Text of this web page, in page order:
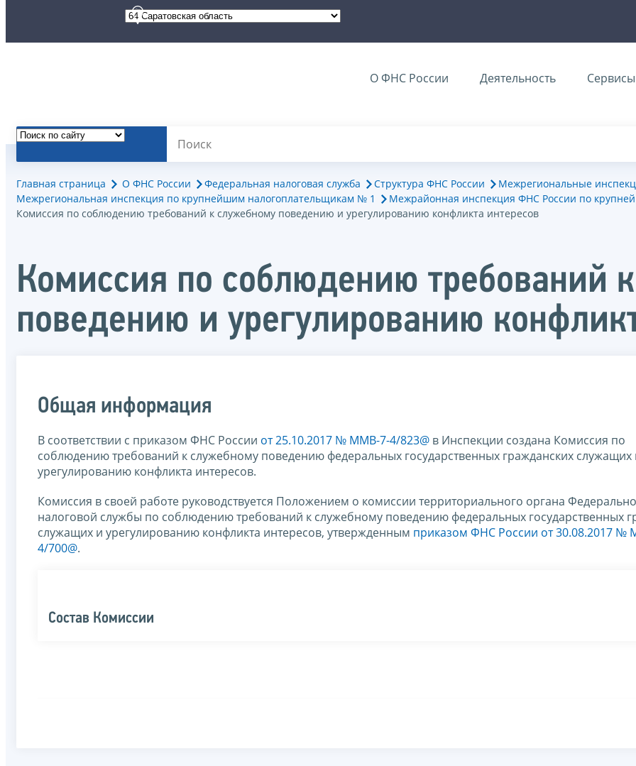
О ФНС России Деятельность Сервисы
Главная страница О ФНС России Федеральная налоговая служба Структура ФНС России
Межрегиональные
Межрегиональная инспекция по крупнейшим налогоплательщикам № 1
Межрайонная инспекция ФНС России по
Комиссия по соблюдению требований к служебному поведению и урегулированию конфликта интересов
Комиссия по соблюдению требований
поведению и урегулированию
Общая информация
В соответствии с приказом ФНС России от 25.10.2017 № ММВ-7-4/823@ в Инспекции создана Комиссия по
соблюдению требований к служебному поведению федеральных государственных гражданских служащих
урегулированию конфликта интересов.
Комиссия в своей работе руководствуется Положением о комиссии территориального органа
налоговой службы по соблюдению требований к служебному поведению федеральных государственных
служащих и урегулированию конфликта интересов, утвержденным приказом ФНС России от 30.08.2017 №
4/700@.
Состав Комиссии